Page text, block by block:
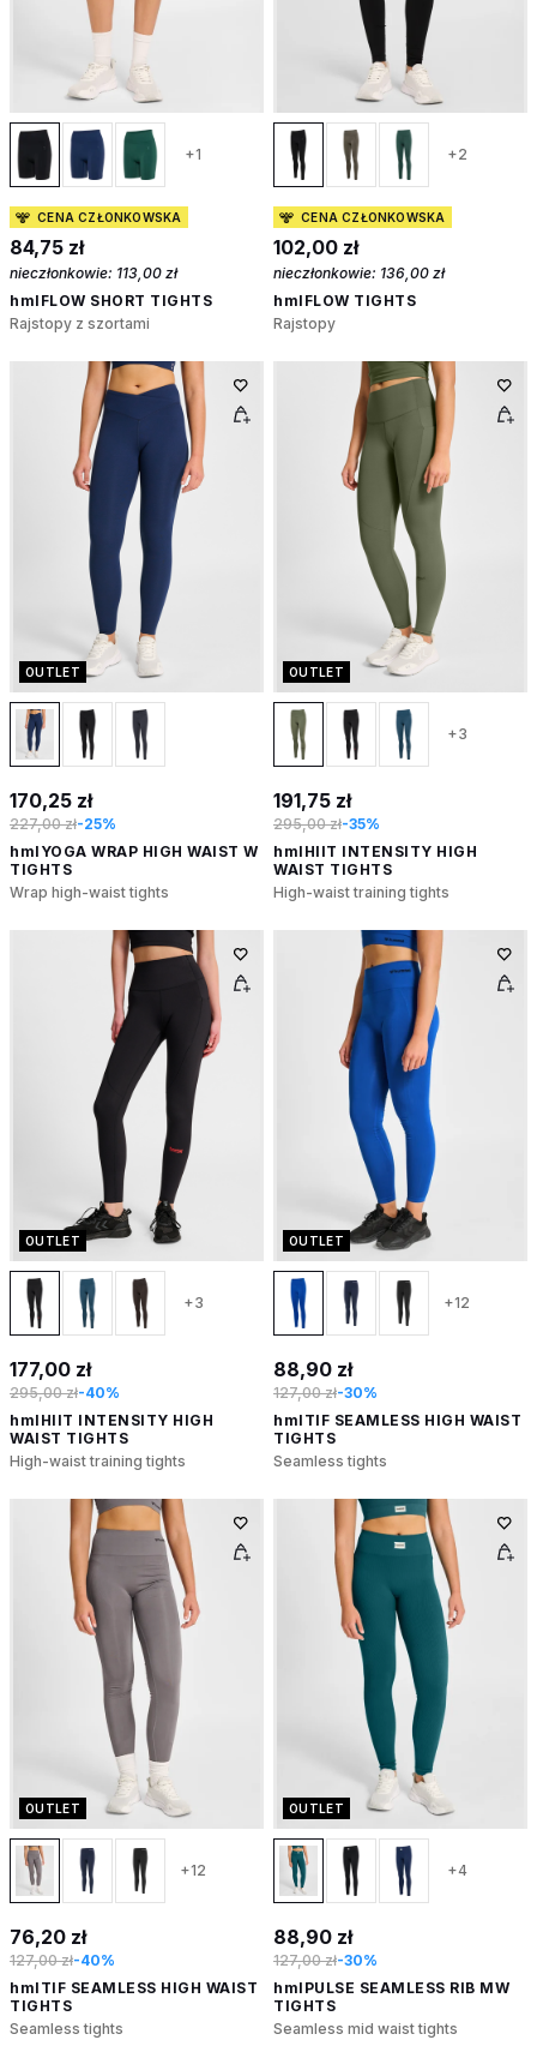
+1
CENA CZŁONKOWSKA
84,75 zł
nieczłonkowie: 113,00 zł
hmlFLOW SHORT TIGHTS
Rajstopy z szortami
+2
CENA CZŁONKOWSKA
102,00 zł
nieczłonkowie: 136,00 zł
hmlFLOW TIGHTS
Rajstopy
OUTLET
170,25 zł
227,00 zł-25%
hmlYOGA WRAP HIGH WAIST W
TIGHTS
Wrap high-waist tights
OUTLET
+3
191,75 zł
295,00 zł-35%
hmlHIIT INTENSITY HIGH
WAIST TIGHTS
High-waist training tights
OUTLET
+3
177,00 zł
295,00 zł-40%
hmlHIIT INTENSITY HIGH
WAIST TIGHTS
High-waist training tights
OUTLET
+12
88,90 zł
127,00 zł-30%
hmlTIF SEAMLESS HIGH WAIST
TIGHTS
Seamless tights
OUTLET
+12
76,20 zł
127,00 zł-40%
hmlTIF SEAMLESS HIGH WAIST
TIGHTS
Seamless tights
OUTLET
+4
88,90 zł
127,00 zł-30%
hmlPULSE SEAMLESS RIB MW
TIGHTS
Seamless mid waist tights